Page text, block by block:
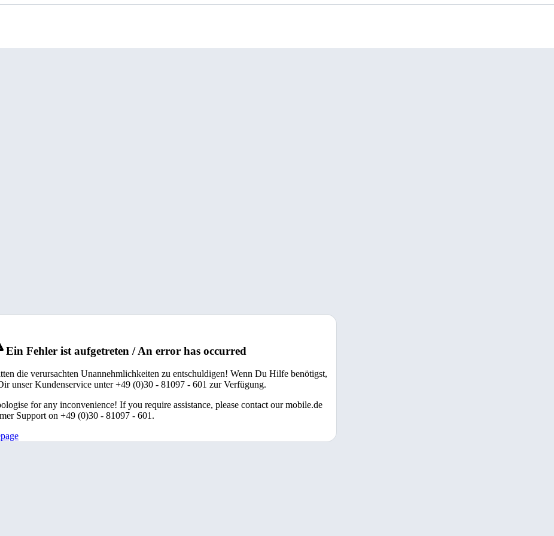
Ein Fehler ist aufgetreten / An error has occurred
die verursachten Unannehmlichkeiten zu entschuldigen! Wenn Du Hilfe benötigst,
unser Kundenservice unter +49 (0)30 - 81097 - 601 zur Verfügung.
for any inconvenience! If you require assistance, please contact our mobile.de
Support on +49 (0)30 - 81097 - 601.